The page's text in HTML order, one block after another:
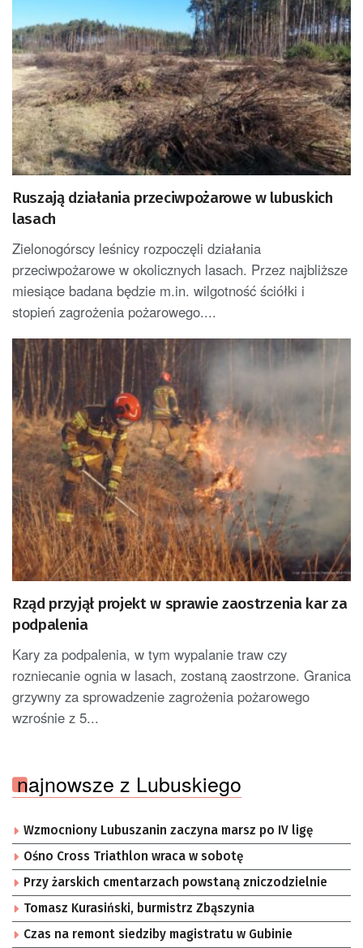
Ruszają działania przeciwpożarowe w lubuskich
lasach
Zielonogórscy leśnicy rozpoczęli działania
przeciwpożarowe w okolicznych lasach. Przez najbliższe
miesiące badana będzie m.in. wilgotność ściółki i
stopień zagrożenia pożarowego....
Rząd przyjął projekt w sprawie zaostrzenia kar za
podpalenia
Kary za podpalenia, w tym wypalanie traw czy
rozniecanie ognia w lasach, zostaną zaostrzone. Granica
grzywny za sprowadzenie zagrożenia pożarowego
wzrośnie z 5...
najnowsze z Lubuskiego
Wzmocniony Lubuszanin zaczyna marsz po IV ligę
Ośno Cross Triathlon wraca w sobotę
Przy żarskich cmentarzach powstaną zniczodzielnie
Tomasz Kurasiński, burmistrz Zbąszynia
Czas na remont siedziby magistratu w Gubinie